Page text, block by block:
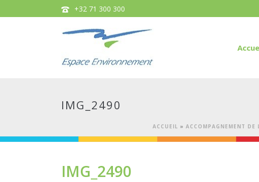
+32 71 300 300
IMG_2490
ACCUEIL » ACCOMPAGNEMENT
IMG_2490